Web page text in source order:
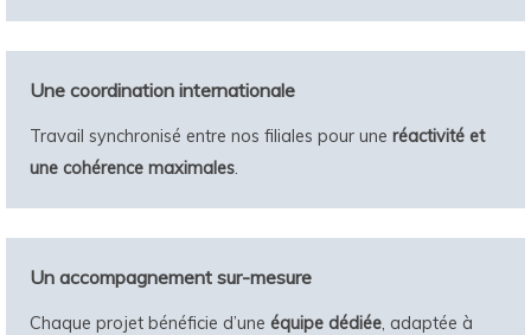
Une coordination internationale
Travail synchronisé entre nos filiales pour une réactivité et
une cohérence maximales.
Un accompagnement sur-mesure
Chaque projet bénéficie d’une équipe dédiée, adaptée à